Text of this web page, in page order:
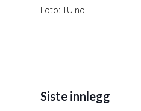
Foto: TU.no
Siste innlegg